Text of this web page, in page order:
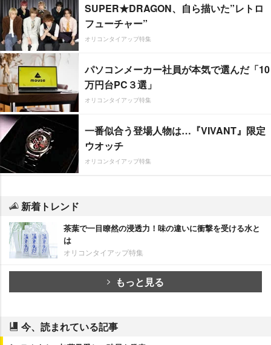
SUPER★DRAGON、自ら描いた”レトロ
フューチャー”
オリコンタイアップ特集
パソコンメーカー社員が本気で選んだ「10
万円台PC３選」
オリコンタイアップ特集
一番似合う登場人物は…『VIVANT』限定
ウオッチ
オリコンタイアップ特集
新着トレンド
茶葉で一目瞭然の浸透力！味の違いに衝撃を受ける水と
は
オリコンタイアップ特集
もっと見る
今、読まれている記事